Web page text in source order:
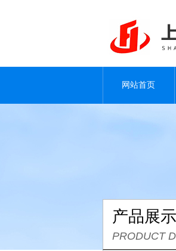
网站首页
产品展示
PRODUCT